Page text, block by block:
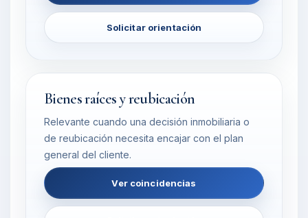
Solicitar orientación
Bienes raíces y reubicación
Relevante cuando una decisión inmobiliaria o
de reubicación necesita encajar con el plan
general del cliente.
Ver coincidencias